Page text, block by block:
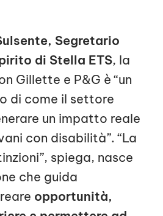
Segretario
di Stella ETS, la
Gillette e P&G è “un
di come il settore
un impatto reale
con disabilità”. “La
spiega, nasce
che guida
opportunità,